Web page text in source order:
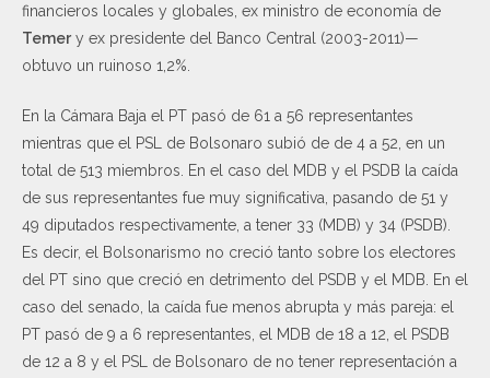
financieros locales y globales, ex ministro de economía de
Temery ex presidente del Banco Central (2003-2011)—
obtuvo un ruinoso 1,2%.
En la Cámara Baja el PT pasó de 61 a 56 representantes
mientras que el PSL de Bolsonaro subió de de 4 a 52, en un
total de 513 miembros. En el caso del MDB y el PSDB la caída
de sus representantes fue muy significativa, pasando de 51 y
49 diputados respectivamente, a tener 33 (MDB) y 34 (PSDB).
Es decir, el Bolsonarismo no creció tanto sobre los electores
del PT sino que creció en detrimento del PSDB y el MDB. En el
caso del senado, la caída fue menos abrupta y más pareja: el
PT pasó de 9 a 6 representantes, el MDB de 18 a 12, el PSDB
de 12 a 8 y el PSL de Bolsonaro de no tener representación a